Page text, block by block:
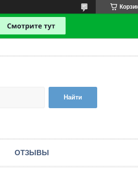
Найти
ОТЗЫВЫ